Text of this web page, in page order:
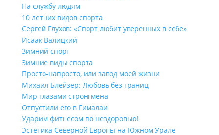
На службу людям
10 летних видов спорта
Сергей Глухов: «Спорт любит уверенных в себе»
Исаак Валицкий
Зимний спорт
Зимние виды спорта
Просто-напросто, или завод моей жизни
Михаил Блейзер: Любовь без границ
Мир глазами стронгмена
Отпустили его в Гималаи
Ударим фитнесом по нездоровью!
Эстетика Северной Европы на Южном Урале